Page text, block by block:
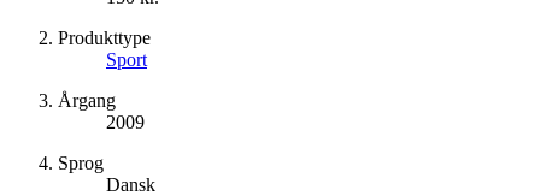
Produkttype
Sport
Årgang
2009
Sprog
Dansk